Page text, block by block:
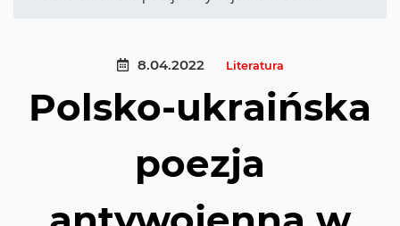
8.04.2022 Literatura
Polsko-ukraińska
poezja